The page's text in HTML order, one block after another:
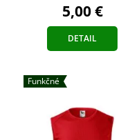
5,00 €
DETAIL
Funkčné